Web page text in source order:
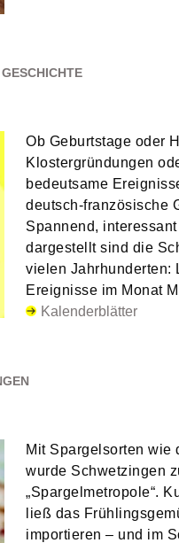
Ob Geburtstage oder
Klostergründungen
bedeutsame
deutsch-französische
Spannend,
dargestellt sind die
vielen Jahrhunderten:
Ereignisse im Monat
Kalenderblätter
Mit Spargelsorten wie
wurde Schwetzingen
„Spargelmetropole“.
ließ das
importieren – und im